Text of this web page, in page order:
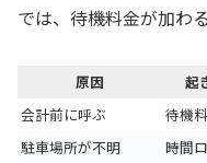
では、待機料金が加わ
原因 起
会計前に呼ぶ
待機
駐車場所が不明
時間